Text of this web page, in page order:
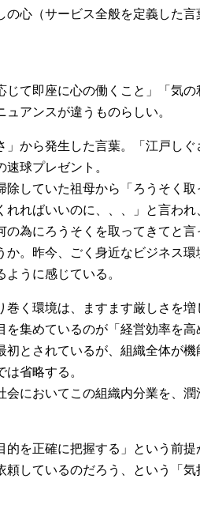
の心（サービス全般を定義した
じて即座に心の働くこと」「気
アンスが違うものらしい。
から発生した言葉。「江戸し
球プレゼント。
除していた祖母から「ろうそく
れればいいのに、、、」と言わ
の為にろうそくを取ってきてと
か。昨今、ごく身近なビジネス
うに感じている。
く環境は、ますます厳しさを
を集めているのが「経営効率を
初とされているが、組織全体が
省略する。
会においてこの組織内分業を、
を正確に把握する」という前提
頼しているのだろう、という「